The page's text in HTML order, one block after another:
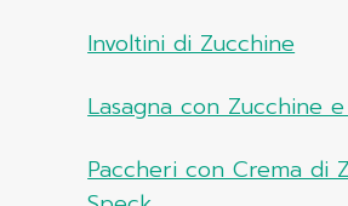
Involtini di Zucchine
Lasagna con Zucchine
Paccheri con Crema di